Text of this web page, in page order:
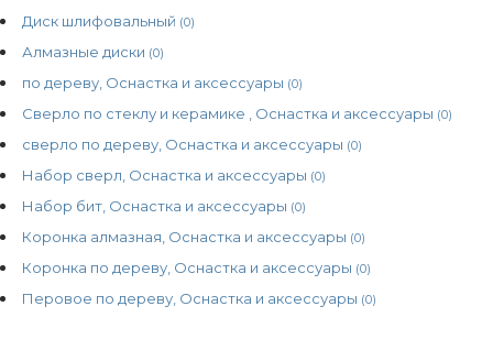
Диск шлифовальный (0)
Алмазные диски (0)
по дереву, Оснастка и аксессуары (0)
Сверло по стеклу и керамике , Оснастка и аксессуары (0)
сверло по дереву, Оснастка и аксессуары (0)
Набор сверл, Оснастка и аксессуары (0)
Набор бит, Оснастка и аксессуары (0)
Коронка алмазная, Оснастка и аксессуары (0)
Коронка по дереву, Оснастка и аксессуары (0)
Перовое по дереву, Оснастка и аксессуары (0)